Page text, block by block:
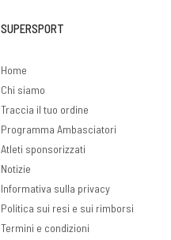
SUPERSPORT
Home
Chi siamo
Traccia il tuo ordine
Programma Ambasciatori
Atleti sponsorizzati
Notizie
Informativa sulla privacy
Politica sui resi e sui rimborsi
Termini e condizioni